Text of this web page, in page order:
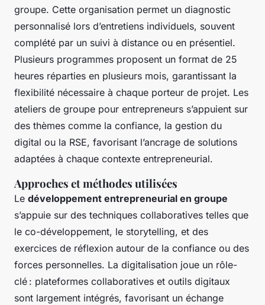
groupe. Cette organisation permet un diagnostic
personnalisé lors d’entretiens individuels, souvent
complété par un suivi à distance ou en présentiel.
Plusieurs programmes proposent un format de 25
heures réparties en plusieurs mois, garantissant la
flexibilité nécessaire à chaque porteur de projet. Les
ateliers de groupe pour entrepreneurs s’appuient sur
des thèmes comme la confiance, la gestion du
digital ou la RSE, favorisant l’ancrage de solutions
adaptées à chaque contexte entrepreneurial.
Approches et méthodes utilisées
Le développement entrepreneurial en groupe
s’appuie sur des techniques collaboratives telles que
le co-développement, le storytelling, et des
exercices de réflexion autour de la confiance ou des
forces personnelles. La digitalisation joue un rôle-
clé : plateformes collaboratives et outils digitaux
sont largement intégrés, favorisant un échange